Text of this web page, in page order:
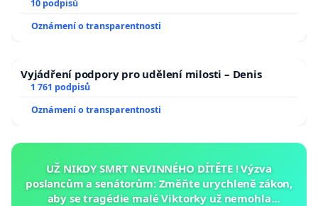
10 podpisů
Oznámení o transparentnosti
Vyjádření podpory pro udělení milosti – Denis
1 761 podpisů
Oznámení o transparentnosti
UŽ NIKDY SMRT NEVINNÉHO DÍTĚTE ! Výzva
poslancům a senátorům: Změňte urychleně zákon,
aby se tragédie malé Viktorky už nemohla